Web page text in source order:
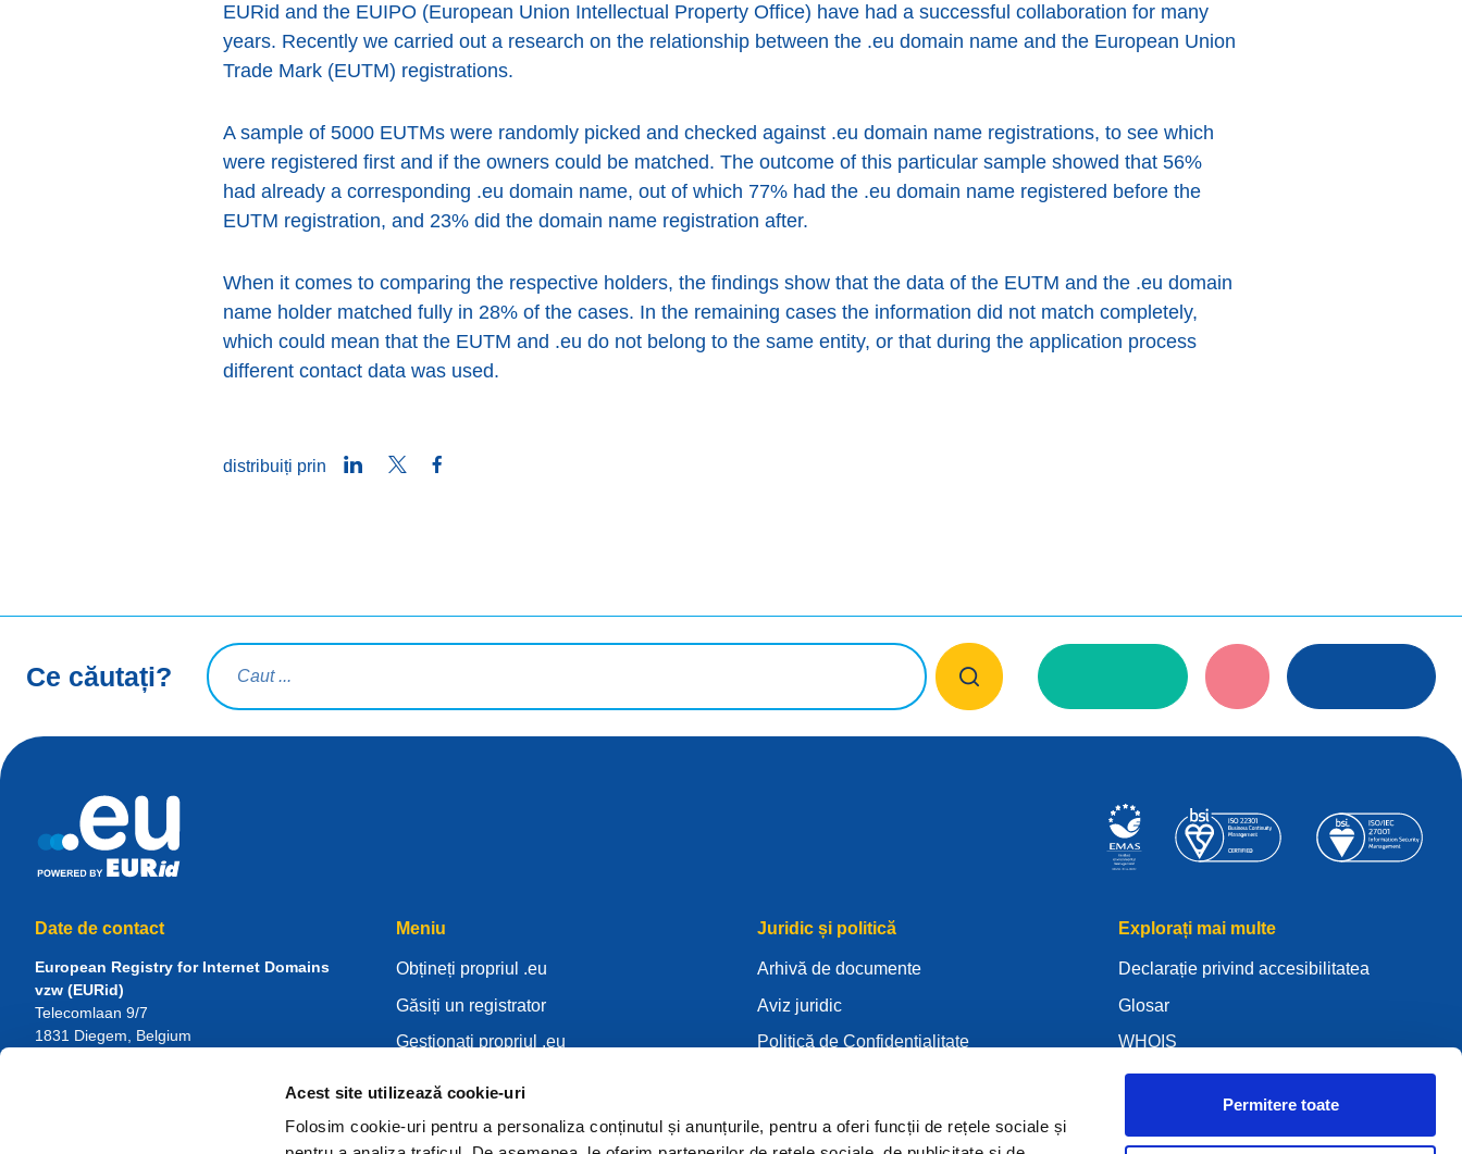
Acest site utilizează cookie-uri
Folosim cookie-uri pentru a personaliza conținutul și anunțurile, pentru a oferi funcții de rețele sociale și
Permitere toate
EURid and the EUIPO (European Union Intellectual Property Office) have had a successful collaboration for many
years. Recently we carried out a research on the relationship between the .eu domain name and the European Union
Trade Mark (EUTM) registrations.
A sample of 5000 EUTMs were randomly picked and checked against .eu domain name registrations, to see which
were registered first and if the owners could be matched. The outcome of this particular sample showed that 56%
had already a corresponding .eu domain name, out of which 77% had the .eu domain name registered before the
EUTM registration, and 23% did the domain name registration after.
When it comes to comparing the respective holders, the findings show that the data of the EUTM and the .eu domain
name holder matched fully in 28% of the cases. In the remaining cases the information did not match completely,
which could mean that the EUTM and .eu do not belong to the same entity, or that during the application process
different contact data was used.
distribuiți prin LinkedInTwitter
Ce căutați?
Interogare de căutare
Date de contact
European Registry for Internet Domains
vzw (EURid)
Telecomlaan 9/7
1831 Diegem , Belgium
Meniu
Obțineți propriul .eu
Găsiți un registrator
Gestionați propriul .eu
Juridic și politică
Arhivă de documente
Aviz juridic
Politică de Confidențialitate
Explorați mai multe
Declarație privind accesibilitatea
Glosar
WHOIS
My .eu